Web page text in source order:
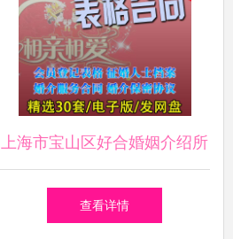
上海市宝山区好合婚姻介绍所
专业服务系情缘，诚挚祝福伴
查看详情